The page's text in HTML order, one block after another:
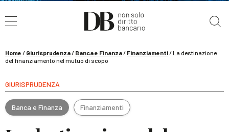
WEBINAR / 1° Ottobre
La riforma del sistema sanzionatorio del TUF
Home / Giurisprudenza/ Banca e Finanza/ Finanziamenti/La destinazione
del finanziamento nel mutuo di scopo
GIURISPRUDENZA
Banca e Finanza Finanziamenti